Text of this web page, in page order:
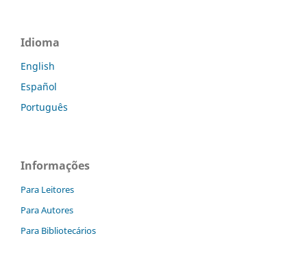
Idioma
English
Español
Português
Informações
Para Leitores
Para Autores
Para Bibliotecários